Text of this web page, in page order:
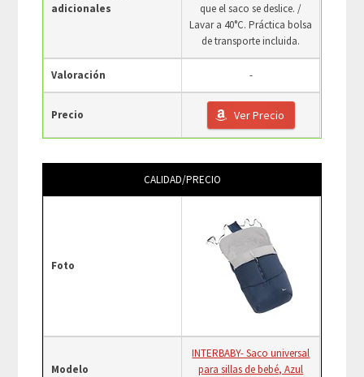
adicionales
que el saco se deslice. /
Lavar a 40°C. Práctica bolsa
de transporte incluida.
Valoración -
Precio Ver Precio
CALIDAD/PRECIO
Foto
Modelo
INTERBABY- Saco universal
para sillas de bebé, Azul